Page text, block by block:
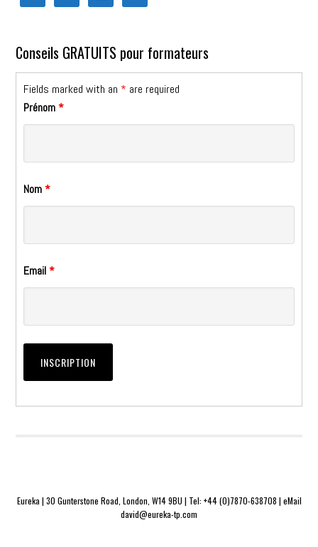
Conseils GRATUITS pour formateurs
Fields marked with an * are required
Prénom*
Nom*
Email*
Eureka | 30 Gunterstone Road, London, W14 9BU | Tel: +44 (0)7870-638708 | eMail
david@eureka-tp.com